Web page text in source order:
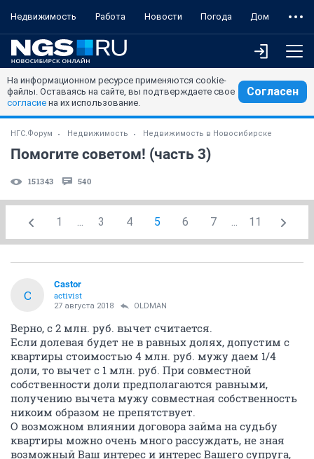
Недвижимость Работа Новости Погода Дом
На информационном ресурсе применяются cookie-
файлы. Оставаясь на сайте, вы подтверждаете свое
согласие на их использование.
Согласен
НГС.Форум Недвижимость Недвижимость в Новосибирске
Помогите советом! (часть 3)
151343 540
1 ... 3 4 5 6 7 ... 11
C
Castor
activist
27 августа 2018 OLDMAN
Верно, с 2 млн. руб. вычет считается.
Если долевая будет не в равных долях, допустим с
квартиры стоимостью 4 млн. руб. мужу даем 1/4
доли, то вычет с 1 млн. руб. При совместной
собственности доли предполагаются равными,
получению вычета мужу совместная собственность
никоим образом не препятствует.
О возможном влиянии договора займа на судьбу
квартиры можно очень много рассуждать, не зная
возможный Ваш интерес и интерес Вашего супруга,